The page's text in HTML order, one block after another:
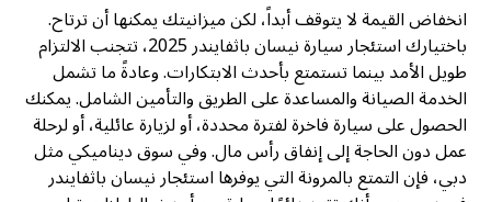
انخفاض القيمة لا يتوقف أبداً، لكن ميزانيتك يمكنها أن ترتاح.
باختيارك استئجار سيارة نيسان باثفايندر 2025، تتجنب الالتزام
طويل الأمد بينما تستمتع بأحدث الابتكارات. وعادةً ما تشمل
الخدمة الصيانة والمساعدة على الطريق والتأمين الشامل. يمكنك
الحصول على سيارة فاخرة لفترة محددة، أو لزيارة عائلية، أو لرحلة
عمل دون الحاجة إلى إنفاق رأس مال. وفي سوق ديناميكي مثل
دبي، فإن التمتع بالمرونة التي يوفرها استئجار نيسان باثفايندر